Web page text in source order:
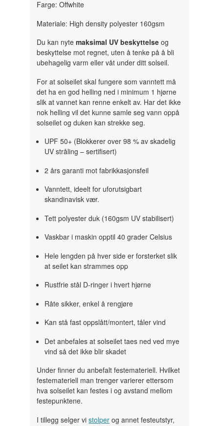
Farge: Offwhite
Materiale: High density polyester 160gsm
Du kan nytemaksimal UV beskyttelse og
beskyttelse mot regnet, uten å tenke på å bli
ubehagelig varm eller våt under ditt solseil.
For at solseilet skal fungere som vanntett må
det ha en god helling ned i minimum 1 hjørne
slik at vannet kan renne enkelt av. Har det ikke
nok helling vil det kunne samle seg vann oppå
solseilet og duken kan strekke seg.
UPF 50+ (Blokkerer over 98 % av skadelig
UV stråling – sertifisert)
2 års garanti mot fabrikkasjonsfeil
Vanntett, ideelt for uforutsigbart
skandinavisk vær.
Tett polyester duk (160gsm UV stabilisert)
Vaskbar i maskin opptil 40 grader Celsius
Hele lengden på hver side er forsterket slik
at seilet kan strammes opp
Rustfrie stål D-ringer i hvert hjørne
Råte sikker, enkel å rengjøre
Kan stå fast oppslått/montert, tåler vind
Det anbefales at solseilet taes ned ved mye
vind så det ikke blir skadet
Under finner du anbefalt festemateriell. Hvilket
festemateriell man trenger varierer ettersom
hva solseilet kan festes i og avstand mellom
festepunktene.
I tillegg selger vistolper og annet festeutstyr,